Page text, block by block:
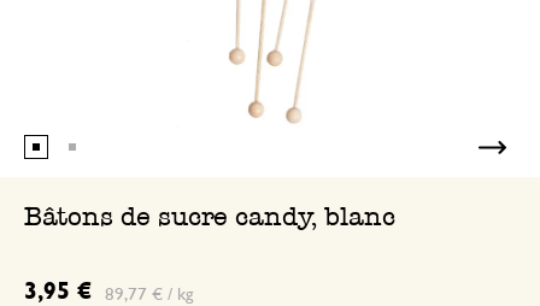
Bâtons de sucre candy, blanc
3,95 € 89,77 € / kg